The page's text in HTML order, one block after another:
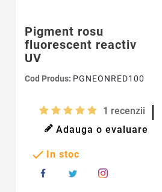
Pigment rosu
fluorescent reactiv
UV
Cod Produs: PGNEONRED100
1 recenzii
Adauga o evaluare
 In stoc